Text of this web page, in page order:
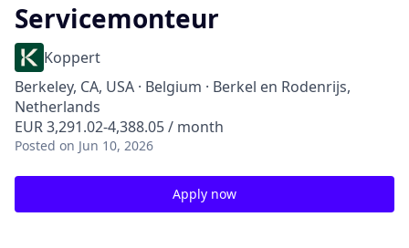
Servicemonteur
Koppert
Berkeley, CA, USA · Belgium · Berkel en Rodenrijs,
Netherlands
EUR 3,291.02-4,388.05 / month
Posted on Jun 10, 2026
Apply now